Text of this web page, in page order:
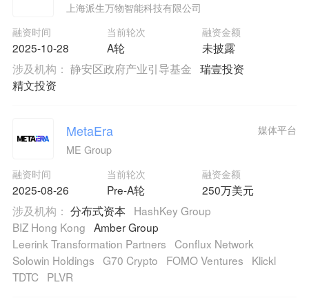
上海派生万物智能科技有限公司
融资时间
2025-10-28
当前轮次
A轮
融资金额
未披露
涉及机构： 静安区政府产业引导基金 瑞壹投资
精文投资
MetaEra
ME Group
融资时间
2025-08-26
当前轮次
Pre-A轮
融资金额
250万美元
媒体平台
涉及机构： 分布式资本
HashKey Group
BIZ Hong Kong Amber Group
Leerink Transformation Partners
Conflux Network
Solowin Holdings G70 Crypto FOMO Ventures
Klickl
TDTC PLVR